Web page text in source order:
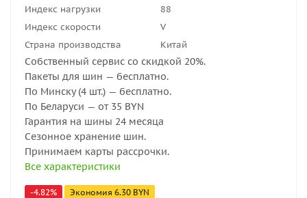
Индекс нагрузки
88
Индекс скорости
V
Страна производства
Китай
Собственный сервис со скидкой 20%.
Пакеты для шин — бесплатно.
По Минску (4 шт.) — бесплатно.
По Беларуси — от 35 BYN
Гарантия на шины 24 месяца
Сезонное хранение шин.
Принимаем карты рассрочки.
Все характеристики
-4.82% Экономия 6.30 BYN